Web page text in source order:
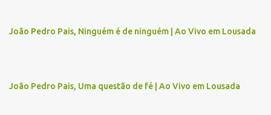
i
João Pedro Pais, Ninguém é de ninguém | Ao Vivo em Lousada
João Pedro Pais, Uma questão de fé | Ao Vivo em Lousada